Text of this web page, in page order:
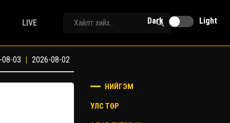
LIVE Dark Light
03 | 2026-08-02
НИЙГЭМ
УЛС ТӨР